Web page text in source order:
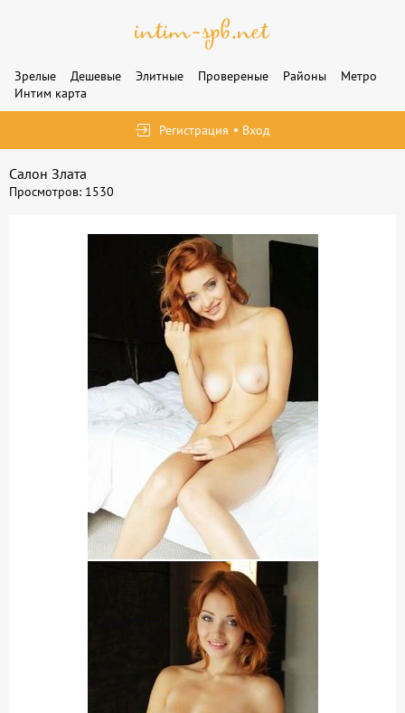
Зрелые Дешевые Элитные Провереные Районы
Метро
Интим карта
Регистрация Вход
Салон Злата
Просмотров: 1530